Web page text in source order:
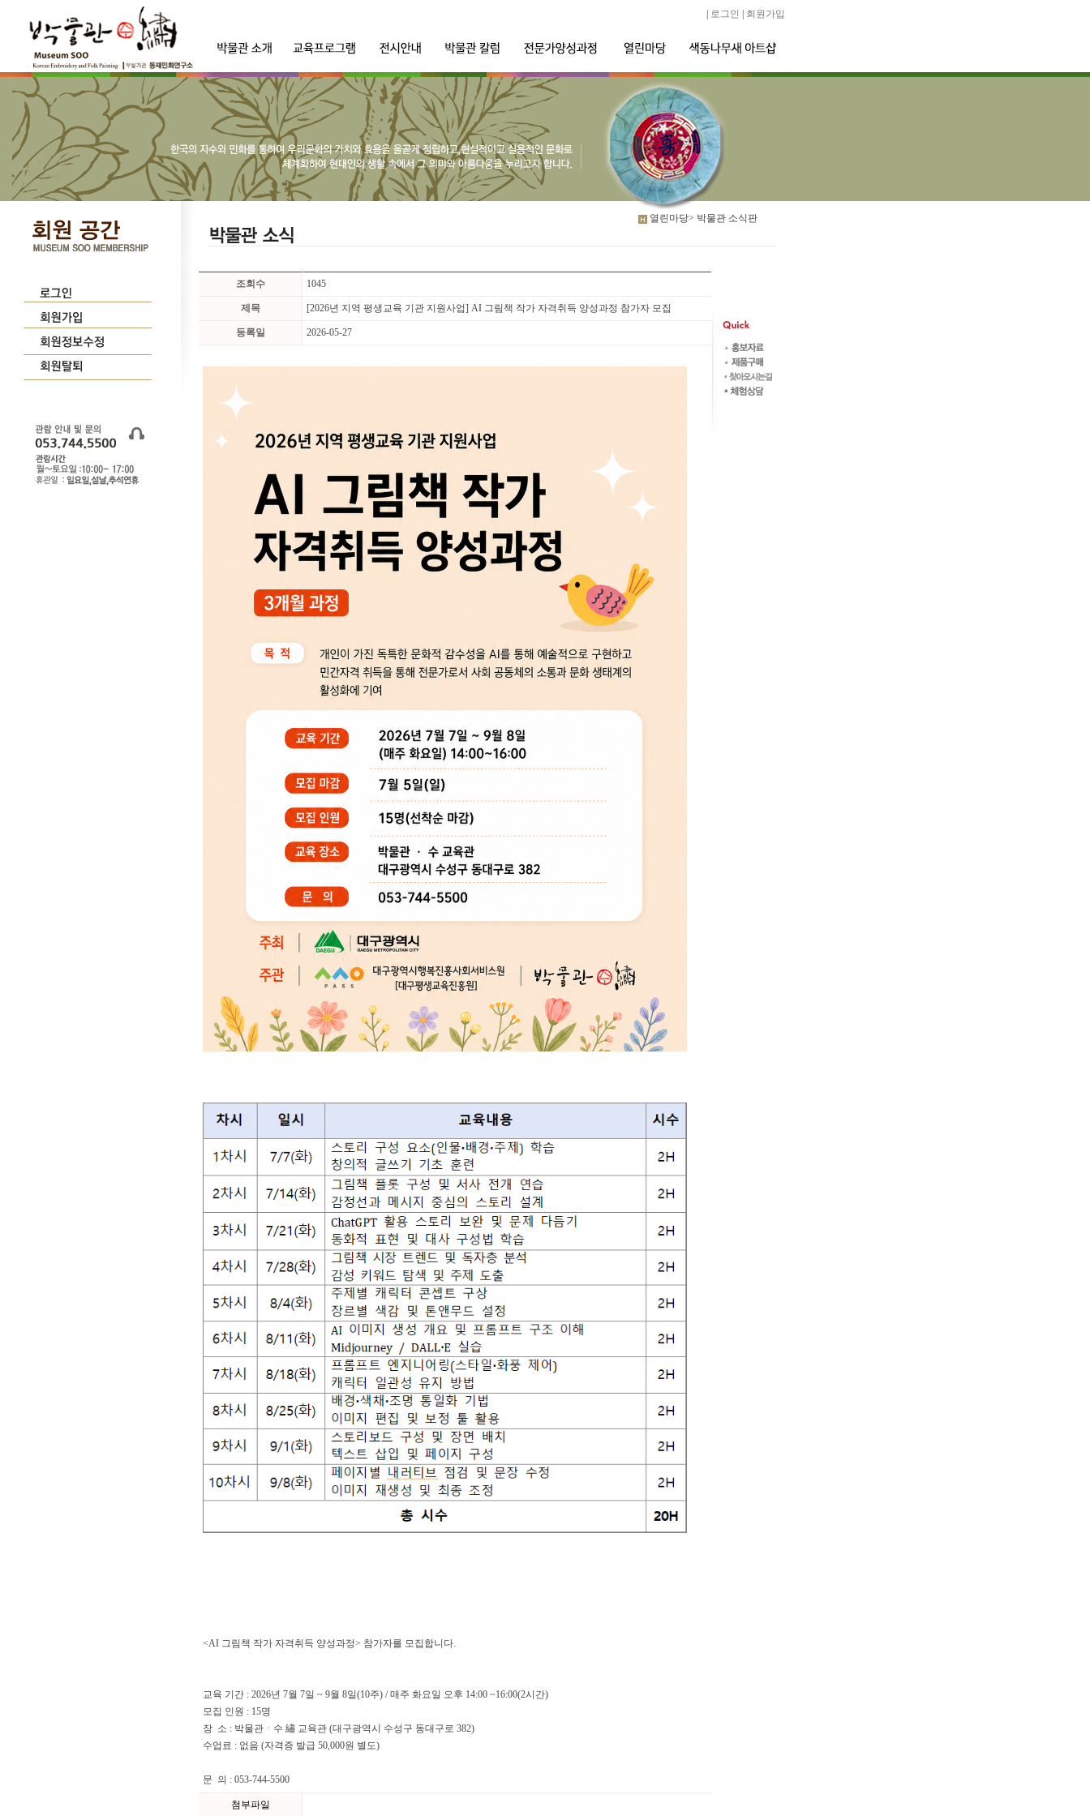
로그인 회원가입
열린마당> 박물관 소식판
조회수 1045
제목 [2026년 지역 평생교육 기관 지원사업] AI 그림책 작가 자격취득 양성과정 참가자 모집
등록일 2026-05-27
<AI 그림책 작가 자격취득 양성과정> 참가자를 모집합니다.
교육 기간 : 2026년 7월 7일 ~ 9월 8일(10주) / 매주 화요일 오후 14:00 ~16:00(2시간)
모집 인원 : 15명
장 소 : 박물관ㆍ수 繡 교육관 (대구광역시 수성구 동대구로 382)
수업료 : 없음 (자격증 발급 50,000원 별도)
문 의 : 053-744-5500
첨부파일